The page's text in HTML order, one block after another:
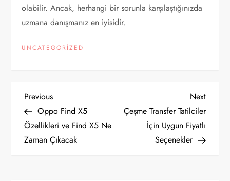
olabilir. Ancak, herhangi bir sorunla karşılaştığınızda
uzmana danışmanız en iyisidir.
UNCATEGORIZED
Y
a
z
Previous
Post
Previous
Oppo Find X5
Özellikleri ve Find X5 Ne
Zaman Çıkacak
Next
Post
Next
Çeşme Transfer Tatilciler
İçin Uygun Fiyatlı
Seçenekler